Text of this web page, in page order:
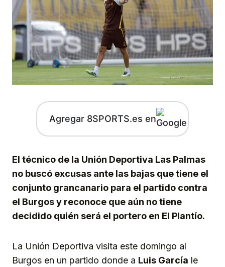
Agregar 8SPORTS.es en
El técnico de la Unión Deportiva Las Palmas
no buscó excusas ante las bajas que tiene el
conjunto grancanario para el partido contra
el Burgos y reconoce que aún no tiene
decidido quién será el portero en El Plantío.
La Unión Deportiva visita este domingo al
Burgos en un partido donde a Luis García le